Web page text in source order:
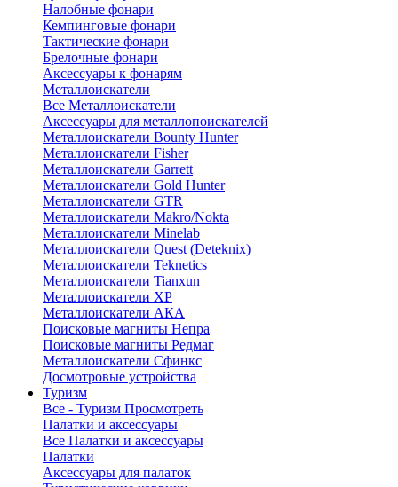
Налобные фонари
Кемпинговые фонари
Тактические фонари
Брелочные фонари
Аксессуары к фонарям
Металлоискатели
Все Металлоискатели
Аксессуары для металлопоискателей
Металлоискатели Bounty Hunter
Металлоискатели Fisher
Металлоискатели Garrett
Металлоискатели Gold Hunter
Металлоискатели GTR
Металлоискатели Makro/Nokta
Металлоискатели Minelab
Металлоискатели Quest (Deteknix)
Металлоискатели Teknetics
Металлоискатели Tianxun
Металлоискатели XP
Металлоискатели АКА
Поисковые магниты Непра
Поисковые магниты Редмаг
Металлоискатели Сфинкс
Досмотровые устройства
Туризм
Все - Туризм Просмотреть
Палатки и аксессуары
Все Палатки и аксессуары
Палатки
Аксессуары для палаток